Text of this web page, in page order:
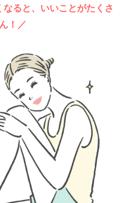
ると、いいことがたくさ
ん！／